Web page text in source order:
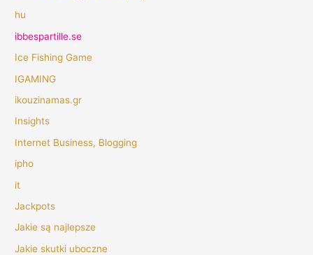
hu
ibbespartille.se
Ice Fishing Game
IGAMING
ikouzinamas.gr
Insights
Internet Business, Blogging
ipho
it
Jackpots
Jakie są najlepsze
Jakie skutki uboczne